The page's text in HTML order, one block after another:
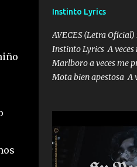
Instinto Lyrics
AVECES (Letra
Instinto Lyrics A veces
Marlboro a veces me
Mota bien apestosa A
me mandó yo tengo
paro el dedo soy
malandrón Que Les